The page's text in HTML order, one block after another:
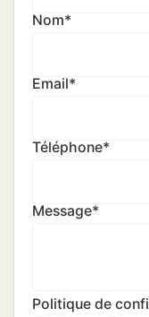
Nom*
Email*
Téléphone*
Message*
Politique de